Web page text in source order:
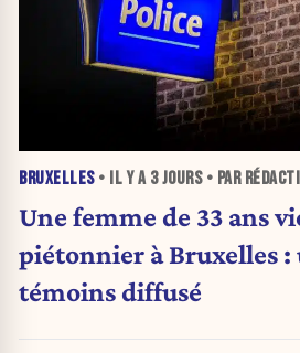
BRUXELLES• IL Y A 3 JOURS• PAR
Une femme de 33 ans
piétonnier à Bruxelles :
témoins diffusé